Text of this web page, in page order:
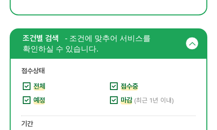
조건별 검색
- 조건에 맞추어 서비스를
확인하실 수 있습니다.
접수상태
전체
접수중
예정
마감 (최근 1년 이내)
기간